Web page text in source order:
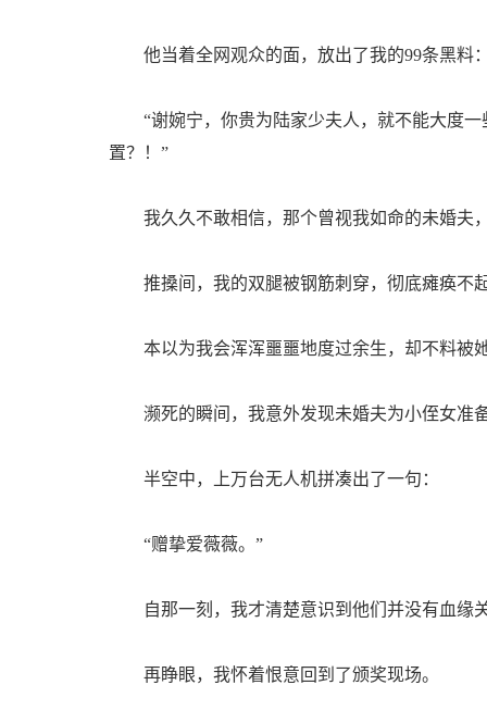
他当着全网观众的面，放出了我的99条黑料
“谢婉宁，你贵为陆家少夫人，就不能大度一
置？！”
我久久不敢相信，那个曾视我如命的未婚夫
推搡间，我的双腿被钢筋刺穿，彻底瘫痪不
本以为我会浑浑噩噩地度过余生，却不料被
濒死的瞬间，我意外发现未婚夫为小侄女准
半空中，上万台无人机拼凑出了一句：
“赠挚爱薇薇。”
自那一刻，我才清楚意识到他们并没有血缘
再睁眼，我怀着恨意回到了颁奖现场。